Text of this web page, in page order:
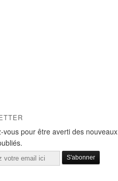
vous pour être averti des nouveaux